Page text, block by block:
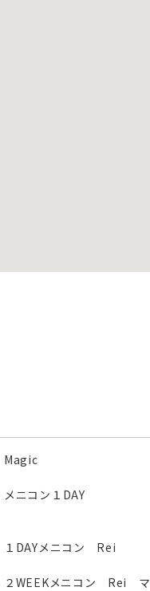
Magic
メニコン１DAY
１DAYメニコン Rei
２WEEKメニコン Rei マ